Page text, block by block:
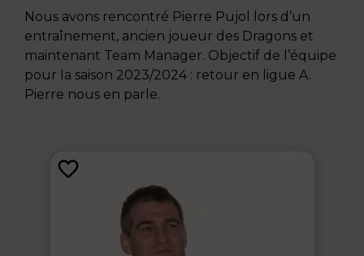
Nous avons rencontré Pierre Pujol lors d’un
entraînement, ancien joueur des Dragons et
maintenant Team Manager. Objectif de l’équipe
pour la saison 2023/2024 : retour en ligue A.
Pierre nous en parle.